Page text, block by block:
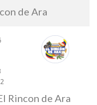
de Ara
Rincon de Ara